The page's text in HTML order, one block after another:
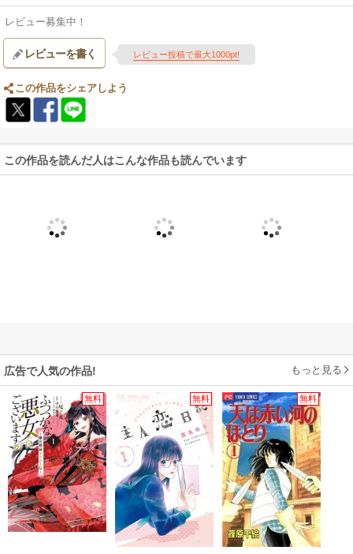
レビュー募集中！
レビューを書く レビュー投稿で最大1000pt!
この作品をシェアしよう
この作品を読んだ人はこんな作品も読んでいます
広告で人気の作品! もっと見る
無料 無料 無料